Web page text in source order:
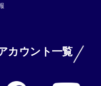
カウント一覧